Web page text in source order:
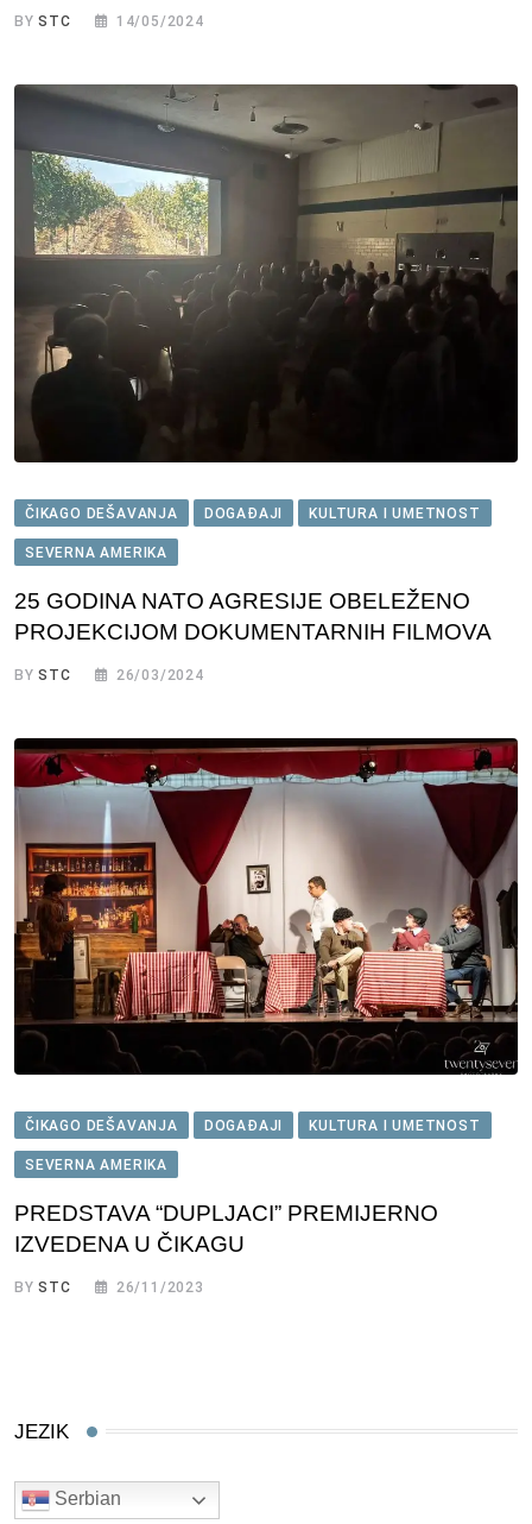
BYSTC 14/05/2024
ČIKAGO DEŠAVANJA DOGAĐAJI KULTURA I UMETNOST
SEVERNA AMERIKA
25 GODINA NATO AGRESIJE OBELEŽENO
PROJEKCIJOM DOKUMENTARNIH FILMOVA
BYSTC 26/03/2024
ČIKAGO DEŠAVANJA DOGAĐAJI KULTURA I UMETNOST
SEVERNA AMERIKA
PREDSTAVA “DUPLJACI” PREMIJERNO
IZVEDENA U ČIKAGU
BYSTC 26/11/2023
JEZIK
Serbian